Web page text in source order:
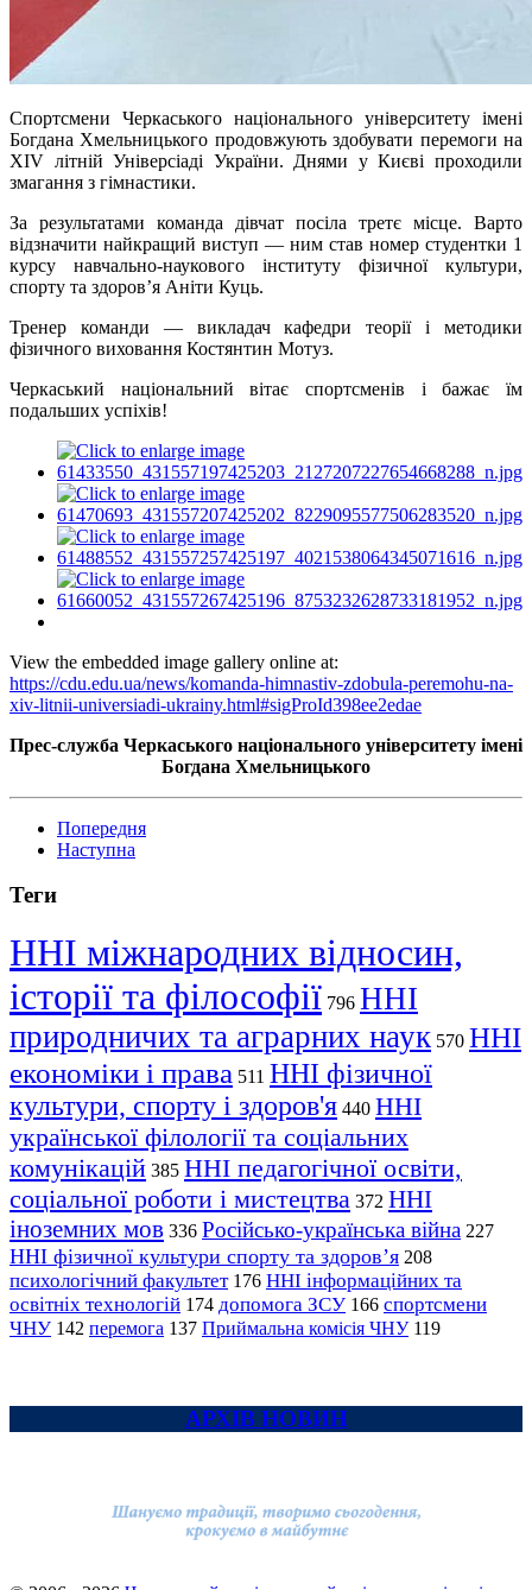
Спортсмени Черкаського національного університету імені
Богдана Хмельницького продовжують здобувати перемоги на
XIV літній Універсіаді України. Днями у Києві проходили
змагання з гімнастики.
За результатами команда дівчат посіла третє місце. Варто
відзначити найкращий виступ — ним став номер студентки 1
курсу навчально-наукового інституту фізичної культури,
спорту та здоров’я Аніти Куць.
Тренер команди — викладач кафедри теорії і методики
фізичного виховання Костянтин Мотуз.
Черкаський національний вітає спортсменів і бажає їм
подальших успіхів!
View the embedded image gallery online at:
https://cdu.edu.ua/news/komanda-himnastiv-zdobula-peremohu-na-
xiv-litnii-universiadi-ukrainy.html#sigProId398ee2edae
Прес-служба Черкаського національного університету імені
Богдана Хмельницького
Попередня
Наступна
Теги
ННІ міжнародних відносин,
історії та філософії 796 ННІ
природничих та аграрних наук 570 ННІ
економіки і права 511 ННІ фізичної
культури, спорту і здоров'я 440 ННІ
української філології та соціальних
комунікацій 385 ННІ педагогічної освіти,
соціальної роботи і мистецтва 372 ННІ
іноземних мов 336 Російсько-українська війна 227
ННІ фізичної культури спорту та здоров’я 208
психологічний факультет 176 ННІ інформаційних та
освітніх технологій 174 допомога ЗСУ 166 спортсмени
ЧНУ 142 перемога 137 Приймальна комісія ЧНУ 119
АРХІВ НОВИН